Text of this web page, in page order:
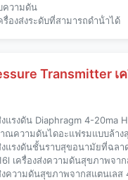
ความดัน
รื่องส่งระดับที่สามารถดําน้ําได้
Transmitter เ
แรงดัน Diaphragm 4-20ma
ณความดันไดอะแฟรมแบบล้า
งแรงดันชั้นราบสุขอนามัยที่ฉลา
ดันสุขภาพจากสแตนเลสที่มีมาตรฐานสุขภาพ 3-A และความแม่นยําสู
พจากสแตนเลส 4 20ma ความแม่นยําสูง สําหรับสภาพแวดล้